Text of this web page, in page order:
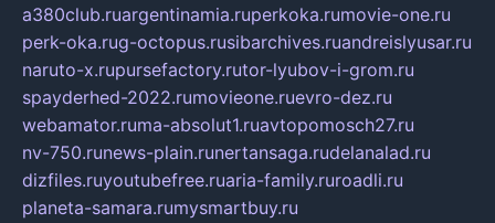
a380club.ruargentinamia.ruperkoka.rumovie-one.ru
perk-oka.rug-octopus.rusibarchives.ruandreislyusar.ru
naruto-x.rupursefactory.rutor-lyubov-i-grom.ru
spayderhed-2022.rumovieone.ruevro-dez.ru
webamator.ruma-absolut1.ruavtopomosch27.ru
nv-750.runews-plain.runertansaga.rudelanalad.ru
dizfiles.ruyoutubefree.ruaria-family.ruroadli.ru
planeta-samara.rumysmartbuy.ru